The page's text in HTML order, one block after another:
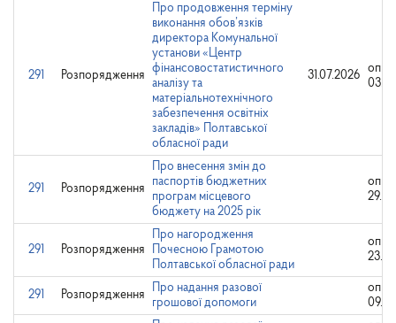
291 Розпорядження
Про продовження терміну
виконання обов’язків
директора Комунальної
установи «Центр
фінансовостатистичного
аналізу та
матеріальнотехнічного
забезпечення освітніх
закладів» Полтавської
обласної ради
31.07.2026
291 Розпорядження
Про внесення змін до
паспортів бюджетних
програм місцевого
бюджету на 2025 рік
291 Розпорядження
Про нагородження
Почесною Грамотою
Полтавської обласної ради
291 Розпорядження
Про надання разової
грошової допомоги